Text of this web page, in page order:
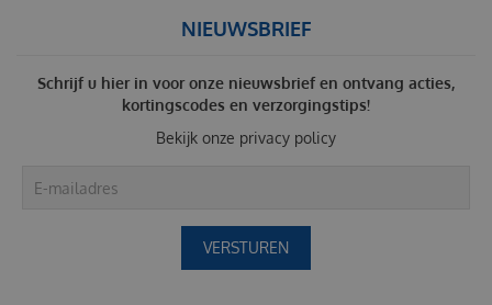
NIEUWSBRIEF
Schrijf u hier in voor onze nieuwsbrief en ontvang acties,
kortingscodes en verzorgingstips!
Bekijk onze privacy policy